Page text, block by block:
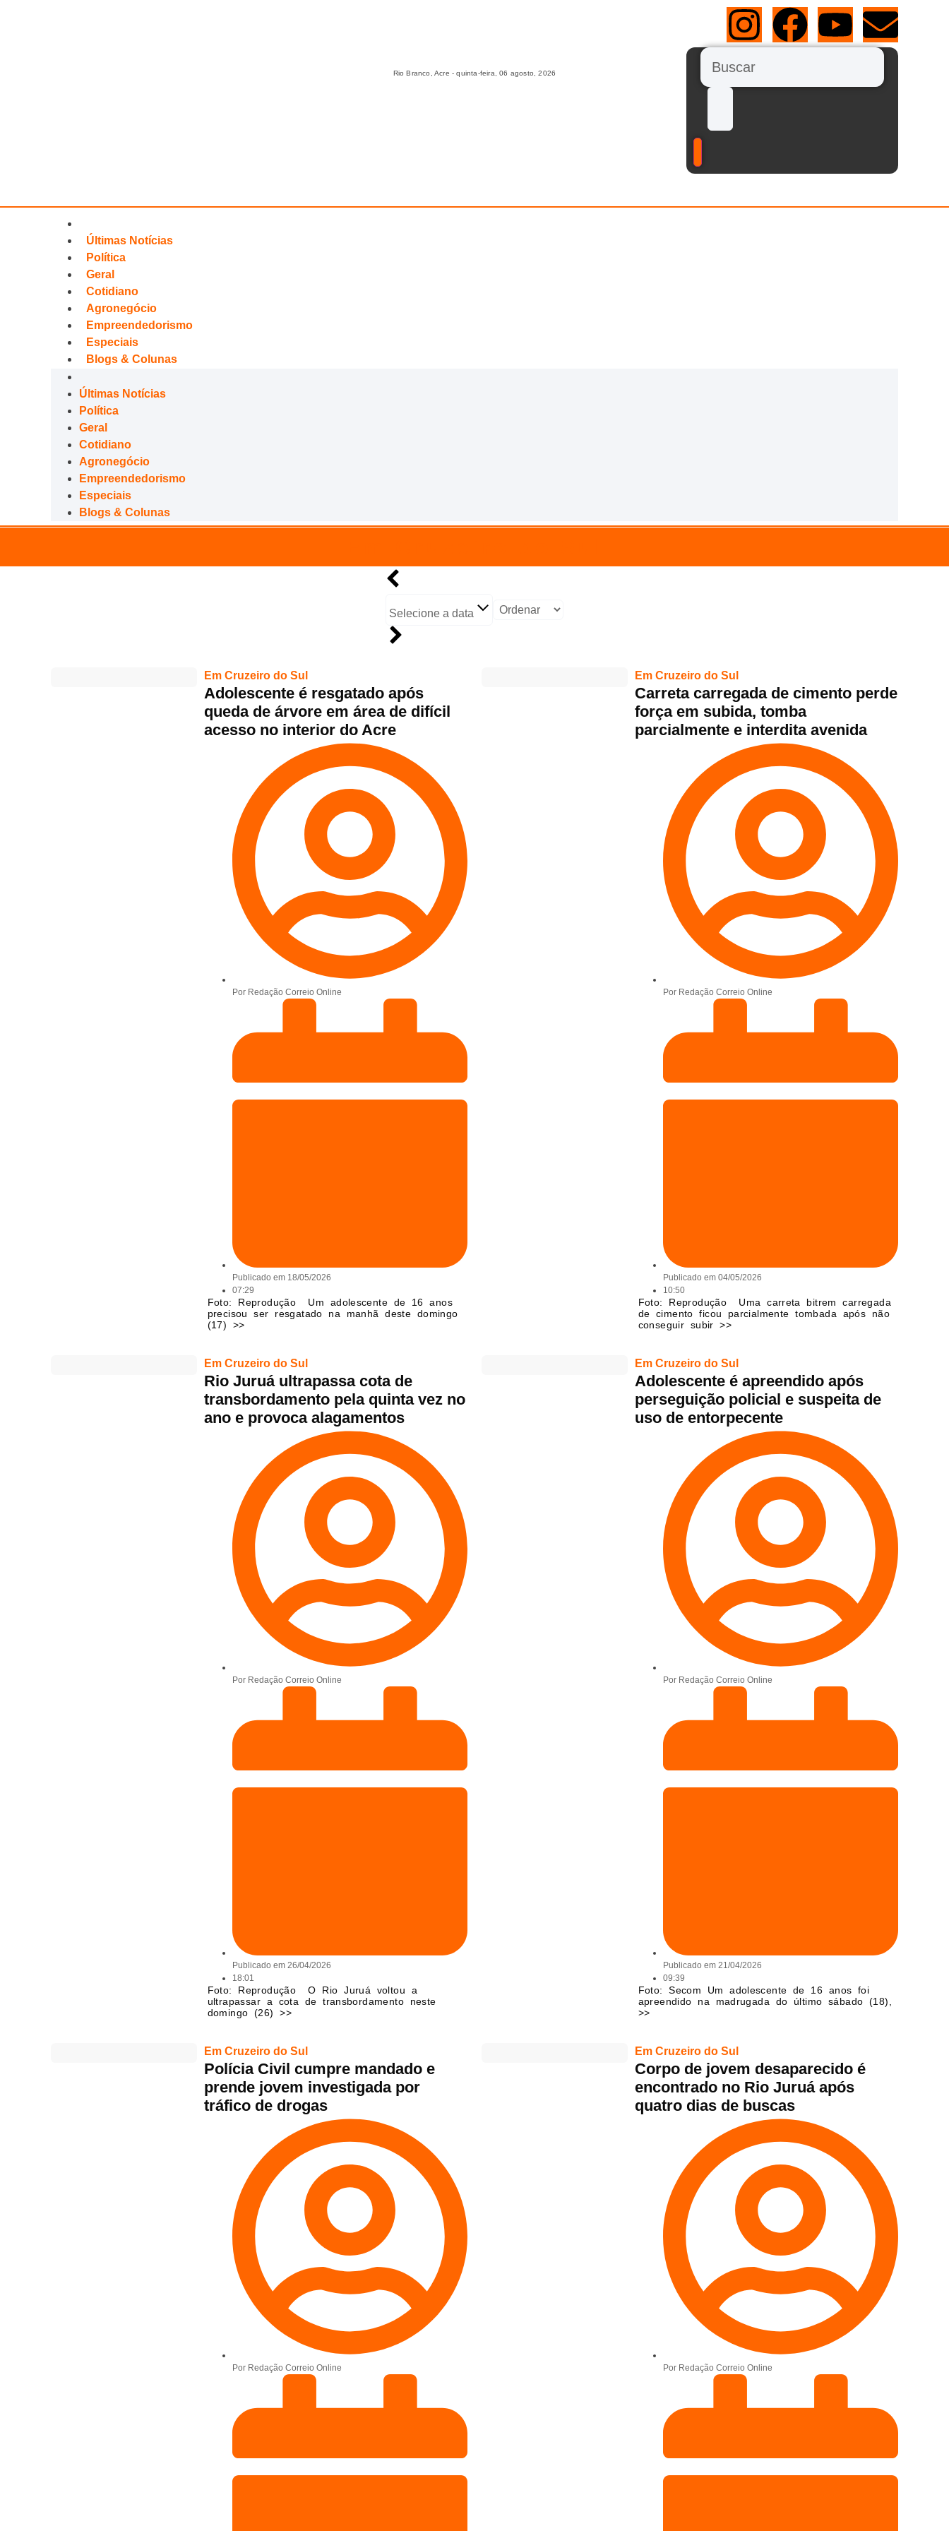
Rio Branco, Acre - quinta-feira, 06 agosto, 2026
Últimas Notícias
Política
Geral
Cotidiano
Agronegócio
Empreendedorismo
Especiais
Blogs & Colunas
Últimas Notícias
Política
Geral
Cotidiano
Agronegócio
Empreendedorismo
Especiais
Blogs & Colunas
Selecione a data
Em Cruzeiro do Sul
Adolescente é resgatado após
queda de árvore em área de difícil
acesso no interior do Acre
Por Redação Correio Online
Publicado em 18/05/2026
07:29
Foto: Reprodução Um adolescente de 16 anos
precisou ser resgatado na manhã deste domingo
(17) >>
Em Cruzeiro do Sul
Carreta carregada de cimento perde
força em subida, tomba
parcialmente e interdita avenida
Por Redação Correio Online
Publicado em 04/05/2026
10:50
Foto: Reprodução Uma carreta bitrem carregada
de cimento ficou parcialmente tombada após não
conseguir subir >>
Em Cruzeiro do Sul
Rio Juruá ultrapassa cota de
transbordamento pela quinta vez no
ano e provoca alagamentos
Por Redação Correio Online
Publicado em 26/04/2026
18:01
Foto: Reprodução O Rio Juruá voltou a
ultrapassar a cota de transbordamento neste
domingo (26) >>
Em Cruzeiro do Sul
Adolescente é apreendido após
perseguição policial e suspeita de
uso de entorpecente
Por Redação Correio Online
Publicado em 21/04/2026
09:39
Foto: Secom Um adolescente de 16 anos foi
apreendido na madrugada do último sábado (18),
>>
Em Cruzeiro do Sul
Polícia Civil cumpre mandado e
prende jovem investigada por
tráfico de drogas
Por Redação Correio Online
Em Cruzeiro do Sul
Corpo de jovem desaparecido é
encontrado no Rio Juruá após
quatro dias de buscas
Por Redação Correio Online